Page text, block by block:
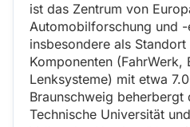
ist das Zentrum von
Automobilforschung und
insbesondere als
Komponenten (FahrWerk,
Lenksysteme) mit etwa
Braunschweig beherbergt
Technische Universität